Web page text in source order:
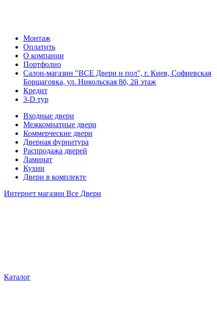
Монтаж
Оплатить
О компании
Портфолио
Салон-магазин "ВСЕ Двери и пол", г. Киев, Софиевская
Борщаговка, ул. Никольская 8б, 2й этаж
Кредит
3-D тур
Входные двери
Межкомнатные двери
Коммерческие двери
Дверная фурнитура
Распродажа дверей
Ламинат
Кухни
Двери в комплекте
Интернет магазин Все Двери
Каталог